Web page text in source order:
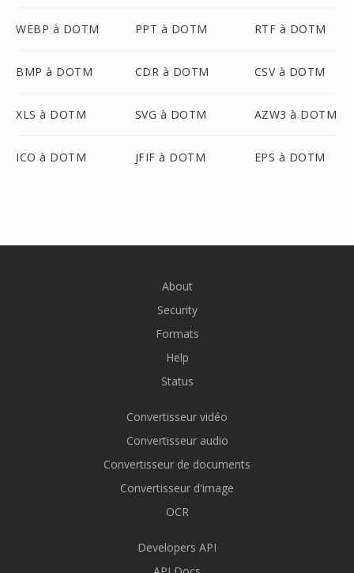
WEBP à DOTM PPT à DOTM RTF à DOTM
BMP à DOTM CDR à DOTM CSV à DOTM
XLS à DOTM SVG à DOTM AZW3 à DOTM
ICO à DOTM JFIF à DOTM EPS à DOTM
About
Security
Formats
Help
Status
Convertisseur vidéo
Convertisseur audio
Convertisseur de documents
Convertisseur d'image
OCR
Developers API